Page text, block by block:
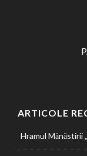
ARTICOLE
Hramul Mănăstirii